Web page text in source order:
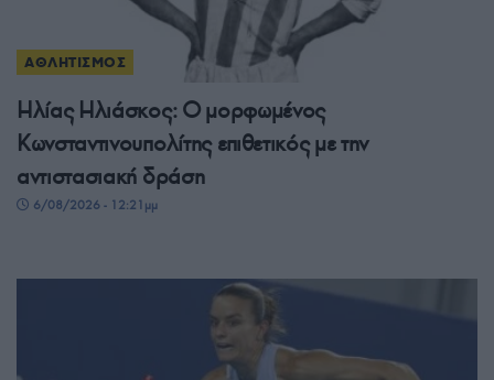
ΑΘΛΗΤΙΣΜΟΣ
Ηλίας Ηλιάσκος: Ο μορφωμένος
Κωνσταντινουπολίτης επιθετικός με την
αντιστασιακή δράση
6/08/2026 - 12:21μμ